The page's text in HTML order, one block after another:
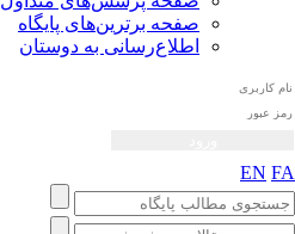
صفحه برترین‌های پایگاه
اطلاع‌رسانی به دوستان
EN FA